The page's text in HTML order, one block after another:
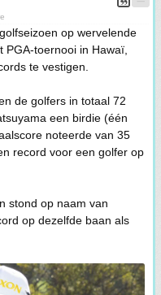
op wervelende
toernooi in Hawaï,
te vestigen.
de golfers in totaal 72
een birdie (één
noteerde van 35
record voor een golfer op
stond op naam van
op dezelfde baan als